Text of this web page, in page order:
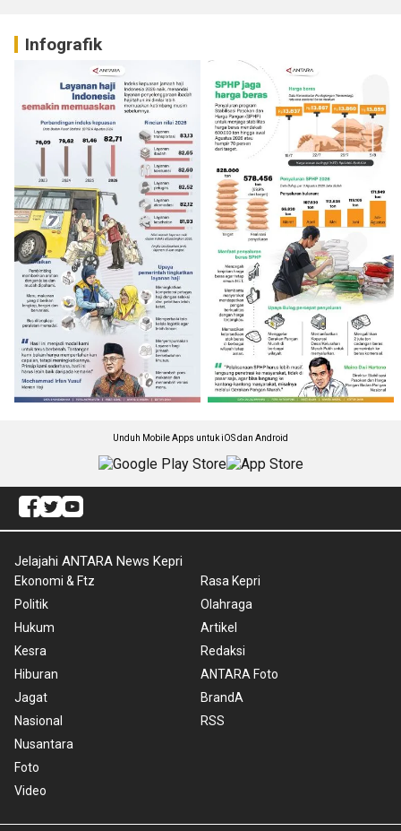
Infografik
Unduh Mobile Apps untuk iOS dan Android
Jelajahi ANTARA News Kepri
Ekonomi & Ftz
Politik
Hukum
Kesra
Hiburan
Jagat
Nasional
Nusantara
Foto
Video
Rasa Kepri
Olahraga
Artikel
Redaksi
ANTARA Foto
BrandA
RSS